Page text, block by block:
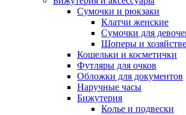
Сумочки и рюкзаки
Клатчи женские
Сумочки для
Шоперы и
Кошельки и косметички
Футляры для очков
Обложки для документов
Наручные часы
Бижутерия
Колье и подвески